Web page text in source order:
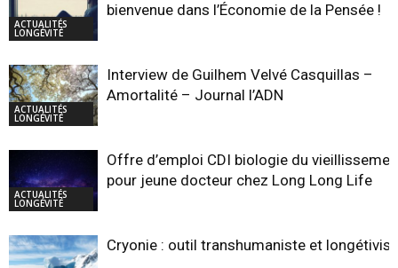
ACTUALITÉS
LONGÉVITÉ
bienvenue dans l’Économie de la Pensée !
ACTUALITÉS
LONGÉVITÉ
Interview de Guilhem Velvé Casquillas –
Amortalité – Journal l’ADN
ACTUALITÉS
LONGÉVITÉ
Offre d’emploi CDI biologie du
pour jeune docteur chez Long Long Life
Cryonie : outil transhumaniste et